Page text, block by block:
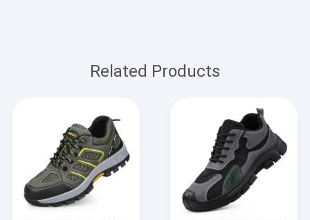
Related Products